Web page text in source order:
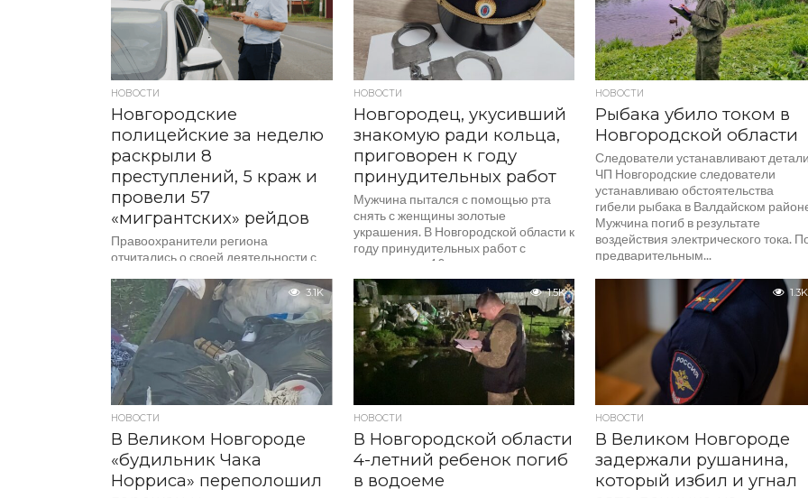
НОВОСТИ
Новгородские
полицейские за неделю
раскрыли 8
преступлений, 5 краж и
провели 57
«мигрантских» рейдов
Правоохранители региона
отчитались о своей деятельности с
полицейские установили
подозреваемых по 8 ранее
совершенным преступлениям,...
НОВОСТИ
Новгородец, укусивший
знакомую ради кольца,
приговорен к году
принудительных работ
Мужчина пытался с помощью рта
снять с женщины золотые
украшения. В Новгородской области к
году принудительных работ с
удержанием 10 процентов
заработной...
НОВОСТИ
Рыбака убило током в
Новгородской области
Следователи устанавливают
ЧП Новгородские следователи
устанавливаю обстоятельства
гибели рыбака в Валдайском
Мужчина погиб в результате
воздействия электрического тока.
предварительным...
3.1K
НОВОСТИ
В Великом Новгороде
«будильник Чака
Норриса» переполошил
1.5K
НОВОСТИ
В Новгородской области
4-летний ребенок погиб
в водоеме
1.3K
НОВОСТИ
В Великом Новгороде
задержали рушанина,
который избил и угнал